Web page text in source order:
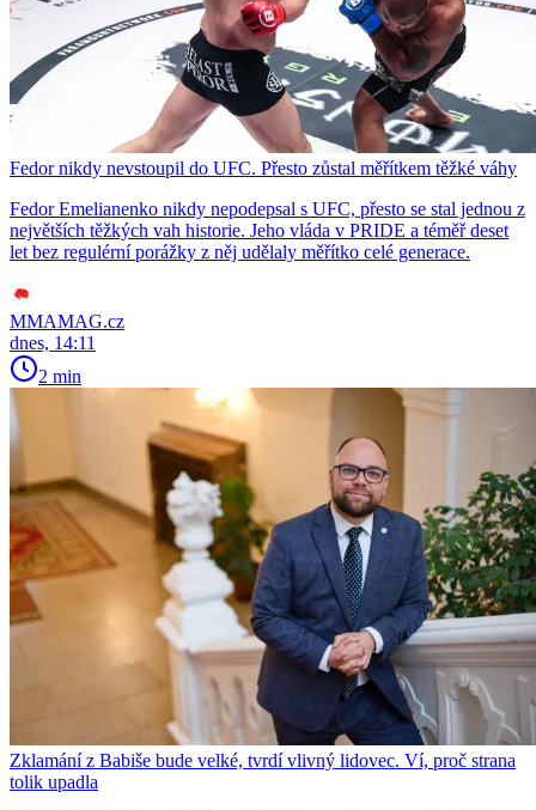
Fedor nikdy nevstoupil do UFC. Přesto zůstal měřítkem těžké váhy
Fedor Emelianenko nikdy nepodepsal s UFC, přesto se stal jednou z
největších těžkých vah historie. Jeho vláda v PRIDE a téměř deset
let bez regulérní porážky z něj udělaly měřítko celé generace.
MMAMAG.cz
dnes, 14:11
2 min
Zklamání z Babiše bude velké, tvrdí vlivný lidovec. Ví, proč strana
tolik upadla